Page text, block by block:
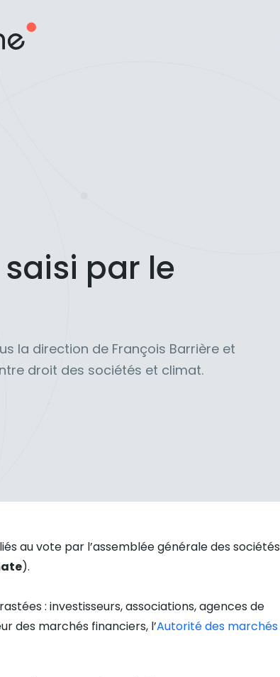
par le
la direction de François Barrière et
droit des sociétés et climat.
au vote par l’assemblée générale des sociétés
).
: investisseurs, associations, agences de
des marchés financiers, l’Autorité des marchés